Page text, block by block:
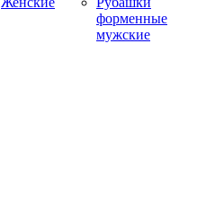
форменные
мужские